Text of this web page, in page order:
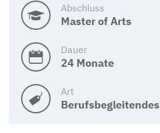
Abschluss
Master of Arts
Dauer
24 Monate
Art